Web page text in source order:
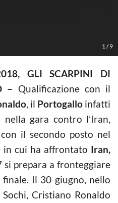
1 /9
GLI SCARPINI DI
– Qualificazione con il
, il Portogalloinfatti
gara contro l’Iran,
il secondo posto nel
in cui ha affrontato Iran,
si prepara a fronteggiare
Il 30 giugno, nello
Cristiano Ronaldo